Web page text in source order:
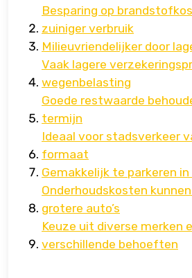
Besparing op
zuiniger verbruik
Milieuvriendelijker door
Vaak lagere
wegenbelasting
Goede restwaarde
termijn
Ideaal voor stadsverkeer
formaat
Gemakkelijk te parkeren
Onderhoudskosten
grotere auto’s
Keuze uit diverse merken
verschillende behoeften